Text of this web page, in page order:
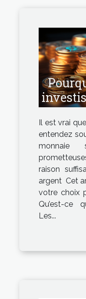
Il est vrai
entendez
monnaie
raison
argent Cet
votre choix
Qu’est-ce
Les...